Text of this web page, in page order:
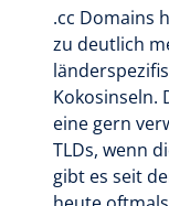
.cc Domains
zu deutlich
Kokosinseln.
eine gern
TLDs, wenn
gibt es seit